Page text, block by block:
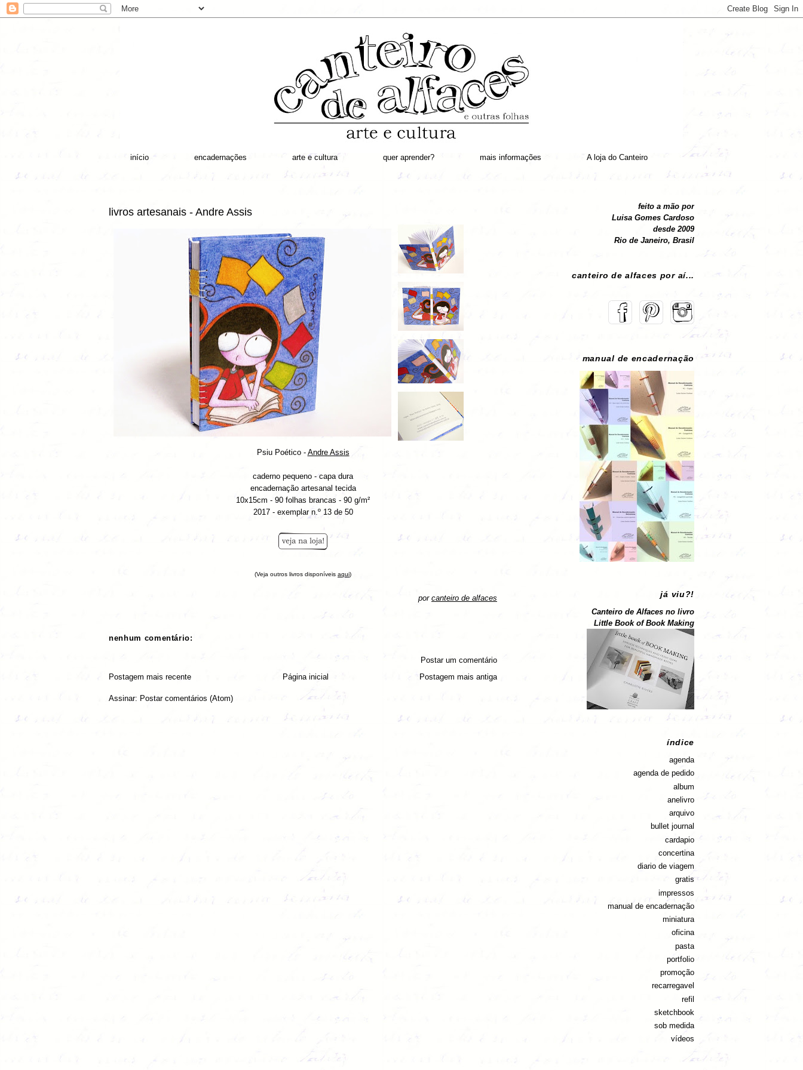
início encadernações arte e cultura quer aprender? mais informações A loja do Canteiro
feito a mão por
Luisa Gomes Cardoso
desde 2009
Rio de Janeiro, Brasil
canteiro de alfaces por aí...
manual de encadernação
já viu?!
Canteiro de Alfaces no livro
Little Book of Book Making
índice
agenda
agenda de pedido
album
anelivro
arquivo
bullet journal
cardapio
concertina
diario de viagem
gratis
impressos
manual de encadernação
miniatura
oficina
pasta
portfolio
promoção
recarregavel
refil
sketchbook
sob medida
vídeos
livros artesanais - Andre Assis
Psiu Poético - Andre Assis
caderno pequeno - capa dura
encadernação artesanal tecida
10x15cm - 90 folhas brancas - 90 g/m²
2017 - exemplar n.º 13 de 50
(Veja outros livros disponíveis aqui)
por canteiro de alfaces
nenhum comentário:
Postar um comentário
Postagem mais recente
Postagem mais antiga
Página inicial
Assinar: Postar comentários (Atom)